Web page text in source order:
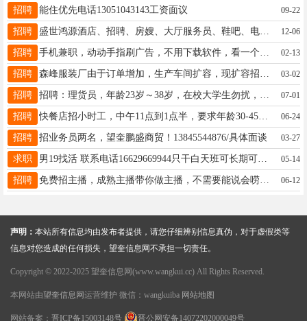
招聘 能住优先电话13051043143工资面议 09-22
招聘 盛世鸿源酒店、招聘、房嫂、大厅服务员、鞋吧、电话19060653234 12-06
招聘 02-13
招聘 03-02
招聘 07-01
招聘 快餐店招小时工，中午11点到1点半，要求年龄30-45，稳定能长干，联系电话13039956617。 06-24
招聘 招业务员两名，望奎鹏盛商贸！13845544876/具体面谈 03-27
求职 05-14
招聘 免费招主播，成熟主播带你做主播，不需要能说会唠，有人教，有人帮，有人带时间自由，宝妈，兼职人群都可以，绿色平台，健康直播，下播提现， 微信13199399011 06-12
声明： 本站所有信息均由发布者提供，请您仔细辨别信息真伪，对于虚假类等
信息对您造成的任何损失，望奎信息网不承担一切责任。
Copyright © 2022-2025 望奎信息网(www.wangkui.cc) All Rights Reserved.
本网站由望奎信息网 运营维护 微信：wangkuiba 网站地图
网站备案： 晋ICP备15003148号 晋公网安备14072202000049号